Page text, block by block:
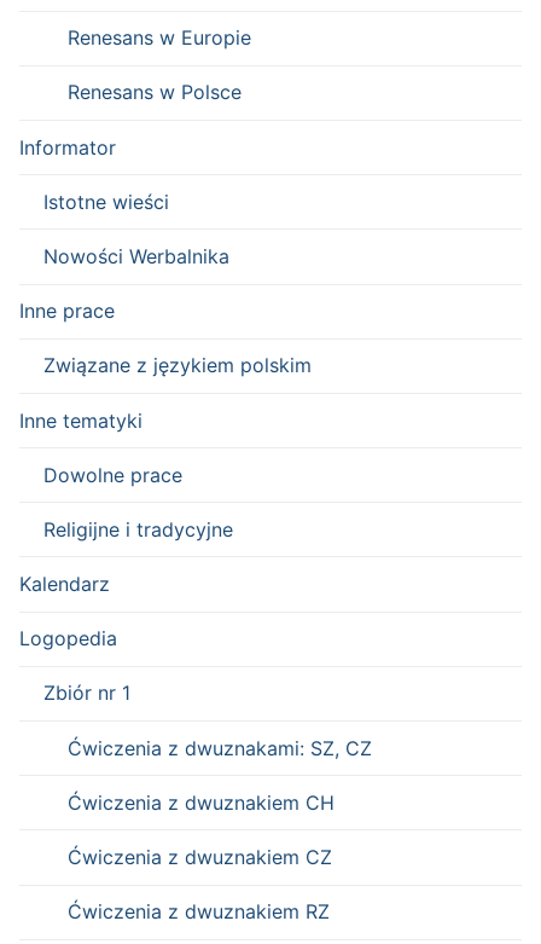
Renesans w Europie
Renesans w Polsce
Informator
Istotne wieści
Nowości Werbalnika
Inne prace
Związane z językiem polskim
Inne tematyki
Dowolne prace
Religijne i tradycyjne
Kalendarz
Logopedia
Zbiór nr 1
Ćwiczenia z dwuznakami: SZ, CZ
Ćwiczenia z dwuznakiem CH
Ćwiczenia z dwuznakiem CZ
Ćwiczenia z dwuznakiem RZ